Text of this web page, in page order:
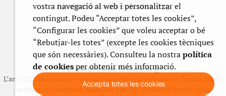
Ajuda a fer créixer festes.org
Feste’n editor/contribuidor
Subscriu-t’hi/Feste’n mecenes
Contracta publicitat
Fes un donatiu puntual
Els llibres de festes.org
L’any 2012 vam posar en marxa una col·lecció editorial en format paper,
recuperant i ampliant materials que fins aleshores havien estat
vostra navegació al web i personalitzar el
contingut. Podeu “Acceptar totes les cookies”,
“Configurar les cookies” que voleu acceptar o bé
“Rebutjar-les totes” (excepte les cookies tècniques
que són necessàries). Consulteu la nostrapolítica
de cookiesper obtenir més informació.
Accepta totes les cookies